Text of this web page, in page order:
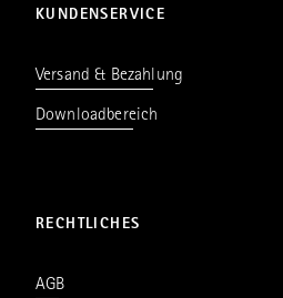
KUNDENSERVICE
Versand & Bezahlung
Downloadbereich
RECHTLICHES
AGB